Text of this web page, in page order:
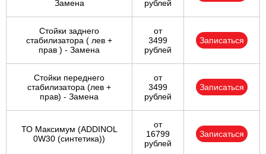
Замена рублей
Стойки заднего
стабилизатора ( лев +
прав ) - Замена
от
3499
рублей
Записаться
Стойки переднего
стабилизатора (лев +
прав) - Замена
от
3499
рублей
Записаться
ТО Максимум (ADDINOL
0W30 (синтетика))
от
16799
рублей
Записаться